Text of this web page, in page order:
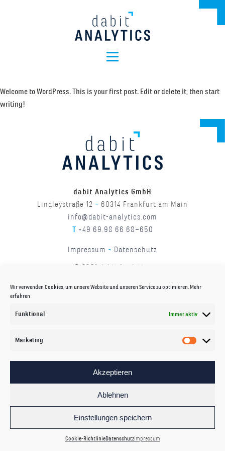
Wir verwenden Cookies, um unsere Website und unseren Service zu optimieren. Mehr
erfahren
Funktional Immer aktiv
Marketing
Akzeptieren
Ablehnen
Einstellungen speichern
Cookie-RichtlinieDatenschutzImpressum
Welcome to WordPress. This is your first post. Edit or delete it, then start
writing!
dabit Analytics GmbH
Lindleystraße 12 ¬ 60314 Frankfurt am Main
info@dabit-analytics.com
T +49 69.98 66 68–650
© 2021 dabit Analytics
Impressum ¬ Datenschutz